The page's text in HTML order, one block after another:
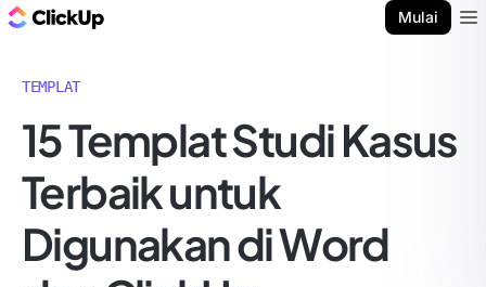
Mulai
TEMPLAT
15 Templat Studi Kasus
Terbaik untuk
Digunakan di Word